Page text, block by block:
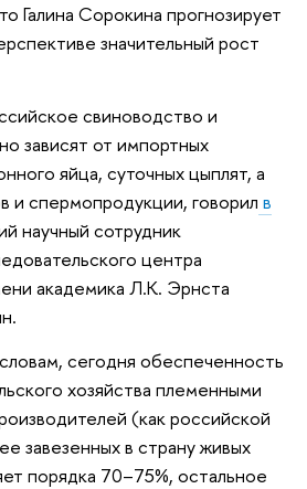
Галина Сорокина прогнозирует
значительный рост
свиноводство и
зависят от импортных
яйца, суточных цыплят, а
и спермопродукции, говорил в
научный сотрудник
центра
академика Л.К. Эрнста
сегодня обеспеченность
хозяйства племенными
(как российской
завезенных в страну живых
порядка 70–75%, остальное